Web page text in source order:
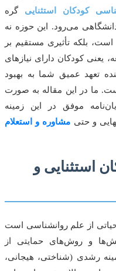
کودکان استثناییگره
می‌رود. این حوزه نه
بلکه تأثیری مستقیم بر
کودکان دارای نیازهای
عمیق شما به بهبود
در این مقاله به صورت
موفق در این زمینه
و حتی مشاوره و استعلام
و
از علم روانشناسی است
و روش‌های حمایتی از
(شناختی، هیجانی،